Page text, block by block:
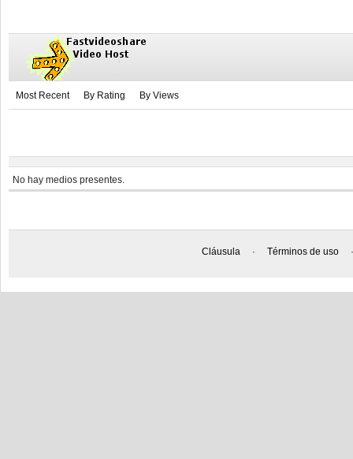
Most Recent By Rating By Views
No hay medios presentes.
Cláusula · Términos de uso ·